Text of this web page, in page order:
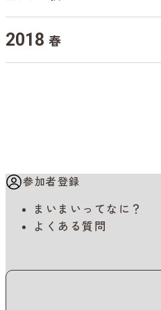
2018 春
参加者登録
まいまいってなに？
よくある質問